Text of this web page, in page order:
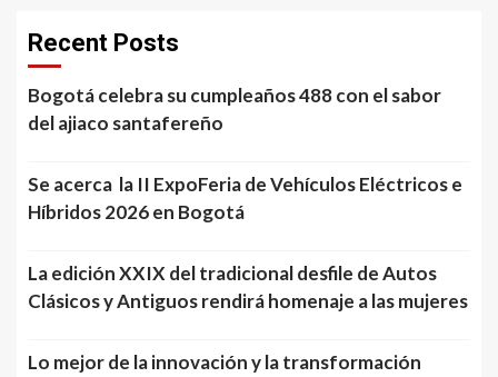
Recent Posts
Bogotá celebra su cumpleaños 488 con el sabor
del ajiaco santafereño
Se acerca la II ExpoFeria de Vehículos Eléctricos e
Híbridos 2026 en Bogotá
La edición XXIX del tradicional desfile de Autos
Clásicos y Antiguos rendirá homenaje a las mujeres
Lo mejor de la innovación y la transformación